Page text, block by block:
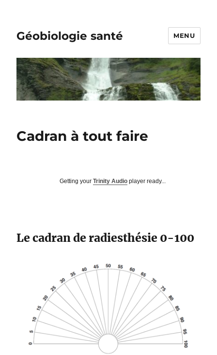
Géobiologie santé MENU
Cadran à tout faire
Getting yourTrinity Audio player ready...
Le cadran de radiesthésie 0-100